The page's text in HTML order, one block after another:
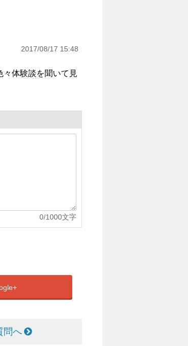
2017/08/17 15:48
々体験談を聞いて見
0/1000文字
問へ